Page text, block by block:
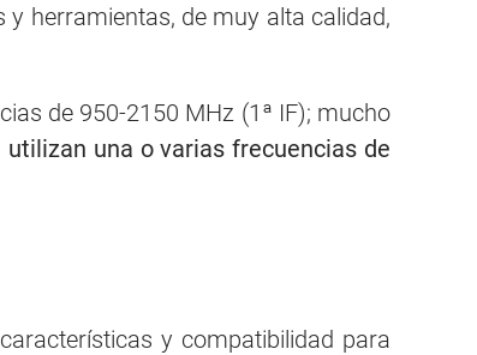
herramientas, de muy alta calidad,
de 950-2150 MHz (1ª IF); mucho
utilizan una o varias frecuencias de
y compatibilidad para